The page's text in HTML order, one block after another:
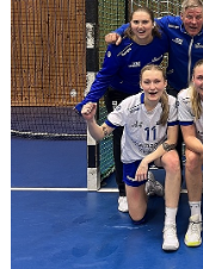
VÅRA LAG/TRÄNARE
KLUBBSHOP
MATCHER
GUNNESBOHALLEN
FRITIDSKORTET